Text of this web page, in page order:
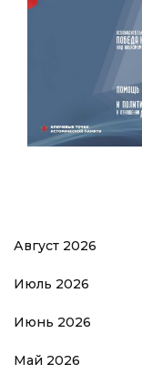
Август 2026
Июль 2026
Июнь 2026
Май 2026